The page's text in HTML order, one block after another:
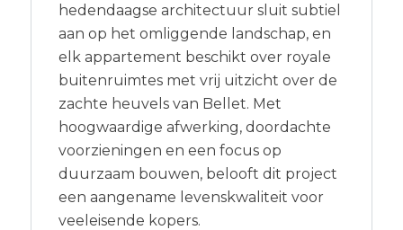
hedendaagse architectuur sluit subtiel
aan op het omliggende landschap, en
elk appartement beschikt over royale
buitenruimtes met vrij uitzicht over de
zachte heuvels van Bellet. Met
hoogwaardige afwerking, doordachte
voorzieningen en een focus op
duurzaam bouwen, belooft dit project
een aangename levenskwaliteit voor
veeleisende kopers.